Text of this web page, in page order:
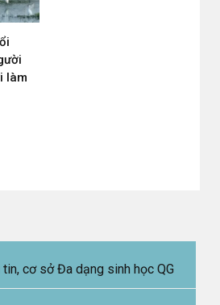
làm
tin, cơ sở Đa dạng sinh học QG